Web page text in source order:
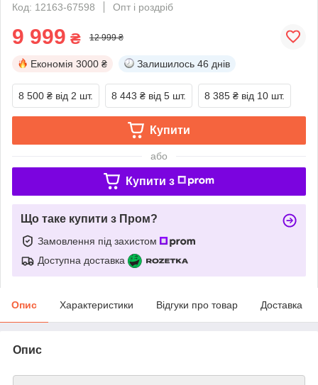
Код: 12163-67598
Опт і роздріб
9 999 ₴ 12 999 ₴
Економія 3000 ₴ Залишилось 46 днів
8 500 ₴ від 2 шт. 8 443 ₴ від 5 шт. 8 385 ₴ від 10 шт.
Купити
або
Купити з
Що таке купити з Пром?
Замовлення під захистом
Доступна доставка
Опис Характеристики Відгуки про товар Доставка
Опис